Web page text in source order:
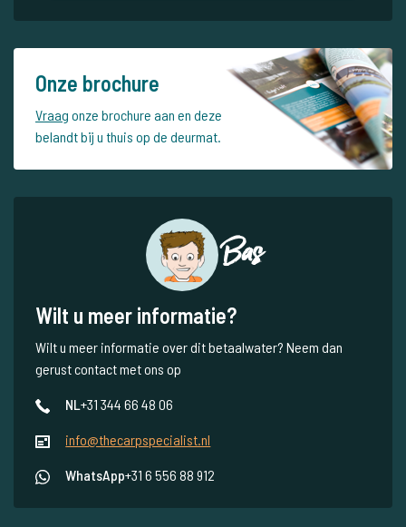
Onze brochure
Vraag onze brochure aan en deze
belandt bij u thuis op de deurmat.
Bas
Wilt u meer informatie?
Wilt u meer informatie over dit betaalwater? Neem dan
gerust contact met ons op
NL+31 344 66 48 06
info@thecarpspecialist.nl
WhatsApp+31 6 556 88 912